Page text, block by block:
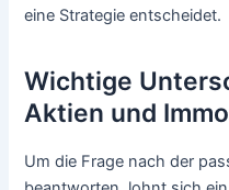
eine Strategie entscheidet.
Wichtige
Aktien und
Um die Frage nach der